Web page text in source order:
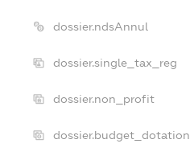
dossier.ndsAnnul
dossier.single_tax_reg
dossier.non_profit
dossier.budget_dotation